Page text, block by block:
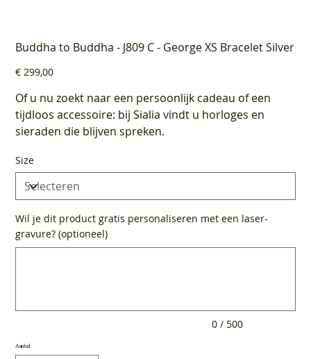
Buddha to Buddha - J809 C - George XS Bracelet Silver
Prijs
€ 299,00
Of u nu zoekt naar een persoonlijk cadeau of een
tijdloos accessoire: bij Sialia vindt u horloges en
sieraden die blijven spreken.
Size
Wil je dit product gratis personaliseren met een laser-
gravure? (optioneel)
0 / 500
Aantal